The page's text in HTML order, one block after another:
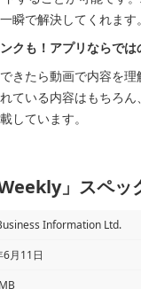
瞬で解決してくれます。
クも！アプリならで
きたら動画で内容を
ている内容はもちろ
しています。
」スペッ
Information Ltd.
月11日